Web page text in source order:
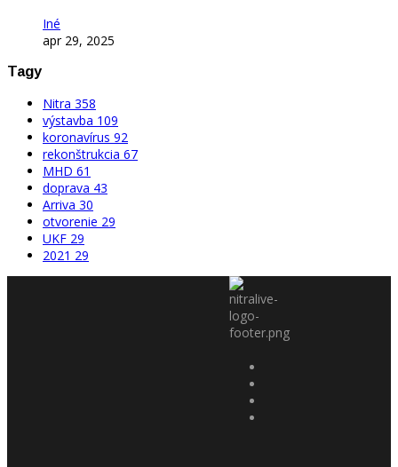
Iné
apr 29, 2025
Tagy
Nitra 358
výstavba 109
koronavírus 92
rekonštrukcia 67
MHD 61
doprava 43
Arriva 30
otvorenie 29
UKF 29
2021 29